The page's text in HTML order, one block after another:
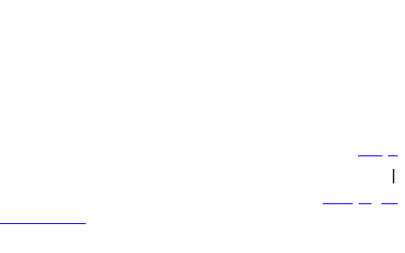
سياساتنا
|
الشروط والأحكام
600 544 445